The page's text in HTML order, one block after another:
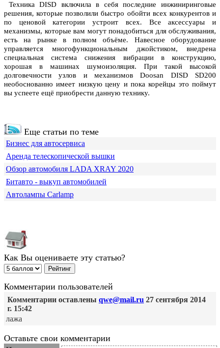
Техника DISD включила в себя последние инжиниринговые
решения, которые позволили быстро обойти всех конкурентов и
по ценовой категории устроит всех. Все аксессуары и
механизмы, которые вам могут понадобиться для обслуживания,
есть на рынке в полном объёме. Навесное оборудование
управляется многофункциональным джойстиком, внедрена
специальная система снижения вибрации в конструкцию,
хорошая в машинах шумоизоляция. При такой высокой
долговечности узлов и механизмов Doosan DISD SD200
необоснованно имеет низкую цену и пока корейцы это поймут
вы успеете ещё приобрести данную технику.
Еще статьи по теме
Бизнес для автосервиса
Аренда телескопической вышки
Обзор автомобиля LADA XRAY 2020
Битавто - выкуп автомобилей
Автолампы Carlamp
Как Вы оцениваете эту статью?
Комментарии пользователей
Комментарии оставлены qwe@mail.ru 27 сентября 2014
г. 15:42
лажа
Оставьте свои комментарии